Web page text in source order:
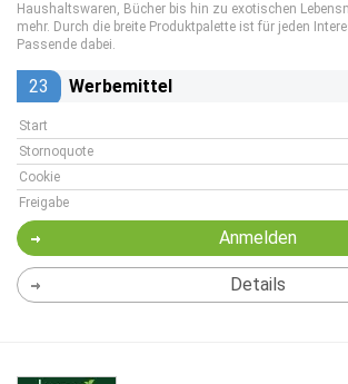
Haushaltswaren, Bücher bis hin zu exotischen
mehr. Durch die breite Produktpalette ist für jeden
Passende dabei.
23 Werbemittel
Start
Stornoquote
Cookie
Freigabe
Anmelden
Details